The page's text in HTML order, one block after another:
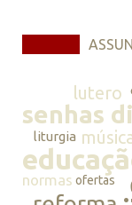
lutero
senhas
liturgia
normas ofertas